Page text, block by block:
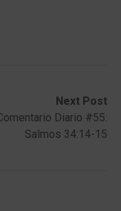
Next Post
Diario #55:
Salmos 34:14-15